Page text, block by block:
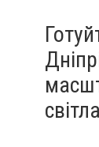
світла